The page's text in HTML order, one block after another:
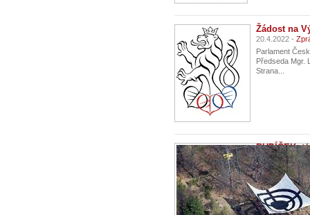
Žádost na
20.4.2022 -
Parlament
Předseda Mgr.
Strana...
BUDÍČEK-
11.4.2022 -
Vážení přátelé,
v našich silách